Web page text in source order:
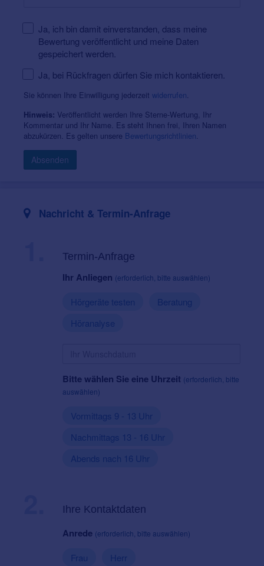
Ja, ich bin damit einverstanden, dass meine
Bewertung veröffentlicht und meine Daten
gespeichert werden.
Ja, bei Rückfragen dürfen Sie mich kontaktieren.
Sie können Ihre Einwilligung jederzeit widerrufen.
Hinweis: Veröffentlicht werden Ihre Sterne-Wertung, Ihr
Kommentar und Ihr Name. Es steht Ihnen frei, Ihren Namen
abzukürzen. Es gelten unsere Bewertungsrichtlinien.
Absenden
Nachricht & Termin-Anfrage
Termin-Anfrage
Ihr Anliegen (erforderlich, bitte auswählen)
Hörgeräte testen
Beratung
Höranalyse
Bitte wählen Sie eine Uhrzeit (erforderlich, bitte
auswählen)
Vormittags 9 - 13 Uhr
Nachmittags 13 - 16 Uhr
Abends nach 16 Uhr
Ihre Kontaktdaten
Anrede (erforderlich, bitte auswählen)
Frau Herr